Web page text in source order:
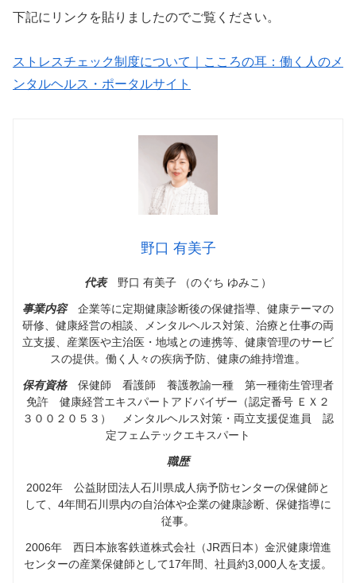
下記にリンクを貼りましたのでご覧ください。
ストレスチェック制度について｜こころの耳：働く人のメ
ンタルヘルス・ポータルサイト
野口 有美子
代表野口 有美子 （のぐち ゆみこ）
事業内容企業等に定期健康診断後の保健指導、健康テーマの
研修、健康経営の相談、メンタルヘルス対策、治療と仕事の両
立支援、産業医や主治医・地域との連携等、健康管理のサービ
スの提供。働く人々の疾病予防、健康の維持増進。
保有資格 保健師 看護師 養護教諭一種 第一種衛生管理者
免許 健康経営エキスパートアドバイザー（認定番号 ＥＸ２
３００２０５３） メンタルヘルス対策・両立支援促進員 認
定フェムテックエキスパート
職歴
2002年 公益財団法人石川県成人病予防センターの保健師と
して、4年間石川県内の自治体や企業の健康診断、保健指導に
従事。
2006年 西日本旅客鉄道株式会社（JR西日本）金沢健康増進
センターの産業保健師として17年間、社員約3,000人を支援。